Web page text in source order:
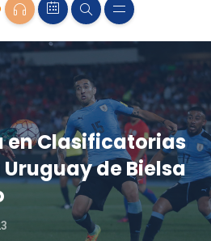
en Clasificatorias
de Bielsa